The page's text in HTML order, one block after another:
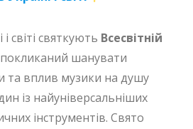
світі святкують Всесвітній
шанувати
та вплив музики на душу
із найуніверсальніших
інструментів. Свято